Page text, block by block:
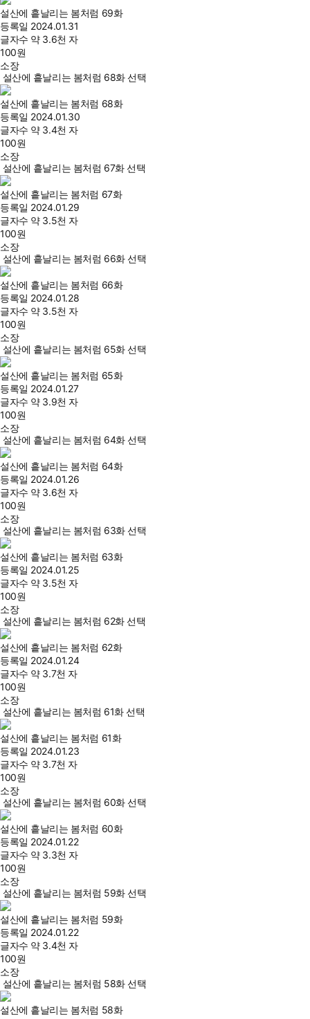
설산에 흩날리는 봄처럼 69화
등록일 2024.01.31
글자수 약 3.6천 자
100원
소장
설산에 흩날리는 봄처럼 68화 선택
설산에 흩날리는 봄처럼 68화
등록일 2024.01.30
글자수 약 3.4천 자
100원
소장
설산에 흩날리는 봄처럼 67화 선택
설산에 흩날리는 봄처럼 67화
등록일 2024.01.29
글자수 약 3.5천 자
100원
소장
설산에 흩날리는 봄처럼 66화 선택
설산에 흩날리는 봄처럼 66화
등록일 2024.01.28
글자수 약 3.5천 자
100원
소장
설산에 흩날리는 봄처럼 65화 선택
설산에 흩날리는 봄처럼 65화
등록일 2024.01.27
글자수 약 3.9천 자
100원
소장
설산에 흩날리는 봄처럼 64화 선택
설산에 흩날리는 봄처럼 64화
등록일 2024.01.26
글자수 약 3.6천 자
100원
소장
설산에 흩날리는 봄처럼 63화 선택
설산에 흩날리는 봄처럼 63화
등록일 2024.01.25
글자수 약 3.5천 자
100원
소장
설산에 흩날리는 봄처럼 62화 선택
설산에 흩날리는 봄처럼 62화
등록일 2024.01.24
글자수 약 3.7천 자
100원
소장
설산에 흩날리는 봄처럼 61화 선택
설산에 흩날리는 봄처럼 61화
등록일 2024.01.23
글자수 약 3.7천 자
100원
소장
설산에 흩날리는 봄처럼 60화 선택
설산에 흩날리는 봄처럼 60화
등록일 2024.01.22
글자수 약 3.3천 자
100원
소장
설산에 흩날리는 봄처럼 59화 선택
설산에 흩날리는 봄처럼 59화
등록일 2024.01.22
글자수 약 3.4천 자
100원
소장
설산에 흩날리는 봄처럼 58화 선택
설산에 흩날리는 봄처럼 58화